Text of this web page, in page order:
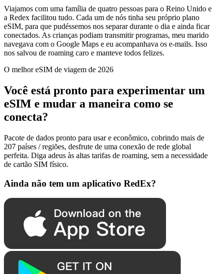
Viajamos com uma família de quatro pessoas para o Reino Unido e
a Redex facilitou tudo. Cada um de nós tinha seu próprio plano
eSIM, para que pudéssemos nos separar durante o dia e ainda ficar
conectados. As crianças podiam transmitir programas, meu marido
navegava com o Google Maps e eu acompanhava os e-mails. Isso
nos salvou de roaming caro e manteve todos felizes.
O melhor eSIM de viagem de 2026
Você está pronto para experimentar um
eSIM e mudar a maneira como se
conecta?
Pacote de dados pronto para usar e econômico, cobrindo mais de
207 países / regiões, desfrute de uma conexão de rede global
perfeita. Diga adeus às altas tarifas de roaming, sem a necessidade
de cartão SIM físico.
Ainda não tem um aplicativo RedEx?